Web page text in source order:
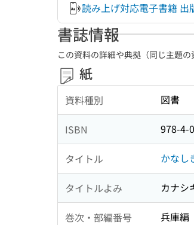
読み上げ対応電子書籍 出
書誌情報
この資料の詳細や典拠（同じ主題
紙
資料種別 図書
ISBN 978-4-
タイトル かなし
タイトルよみ カナシ
巻次・部編番号 兵庫編